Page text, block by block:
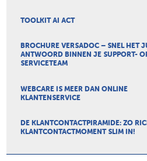
TOOLKIT AI ACT
BROCHURE VERSADOC – SNEL HET
ANTWOORD BINNEN JE SUPPORT-
SERVICETEAM
WEBCARE IS MEER DAN ONLINE
KLANTENSERVICE
DE KLANTCONTACTPIRAMIDE: ZO
KLANTCONTACTMOMENT SLIM IN!